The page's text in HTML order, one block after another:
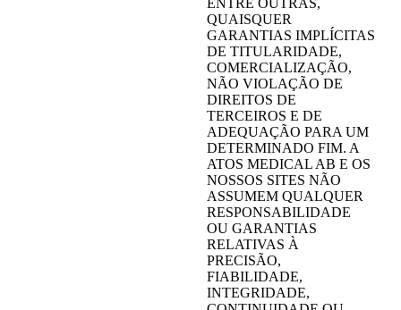
ENTRE OUTRAS,
QUAISQUER
GARANTIAS IMPLÍCITAS
DE TITULARIDADE,
COMERCIALIZAÇÃO,
NÃO VIOLAÇÃO DE
DIREITOS DE
TERCEIROS E DE
ADEQUAÇÃO PARA UM
DETERMINADO FIM. A
ATOS MEDICAL AB E OS
NOSSOS SITES NÃO
ASSUMEM QUALQUER
RESPONSABILIDADE
OU GARANTIAS
RELATIVAS À
PRECISÃO,
FIABILIDADE,
INTEGRIDADE,